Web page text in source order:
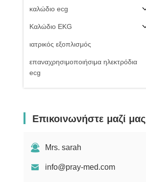
καλώδιο ecg
Καλώδιο EKG
ιατρικός εξοπλισμός
επαναχρησιμοποιήσιμα ηλεκτρόδια
ecg
Της εισβολής καλώδιο πίεσης του
μη της εισβολής μανσέτα πίεσης του
Εξαρτήματα εξοπλισμού
Επικοινωνήστε μαζί μας
Mrs. sarah
info@pray-med.com